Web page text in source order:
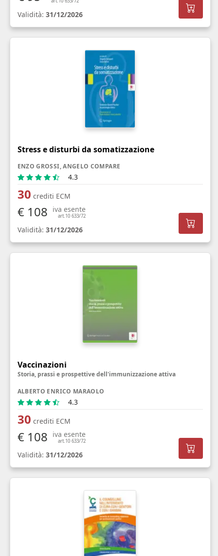
Validità: 31/12/2026
Stress e disturbi da somatizzazione
ENZO GROSSI, ANGELO COMPARE
4.3
30 crediti ECM
€ 108 iva esente
art.10 633/72
Validità: 31/12/2026
Vaccinazioni
Storia, prassi e prospettive dell'immunizzazione attiva
ALBERTO ENRICO MARAOLO
4.3
30 crediti ECM
€ 108 iva esente
art.10 633/72
Validità: 31/12/2026